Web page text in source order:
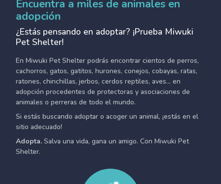
Encuentra a miles de animales en
adopción
¿Estás pensando en adoptar? ¡Prueba Miwuki
Pet Shelter!
En Miwuki Pet Shelter podrás encontrar cientos de perros,
cachorros, gatos, gatitos, hurones, conejos, cobayas, ratas,
ratones, chinchillas, jerbos, cerdos reptiles, aves... en
adopción procedentes de protectoras y asociaciones de
animales o perreras de todo el mundo.
Si estás buscando adoptar o acoger un animal, ¡estás en el
sitio adecuado!
Adopta. Salva una vida, gana un amigo. Con Miwuki Pet
Shelter.